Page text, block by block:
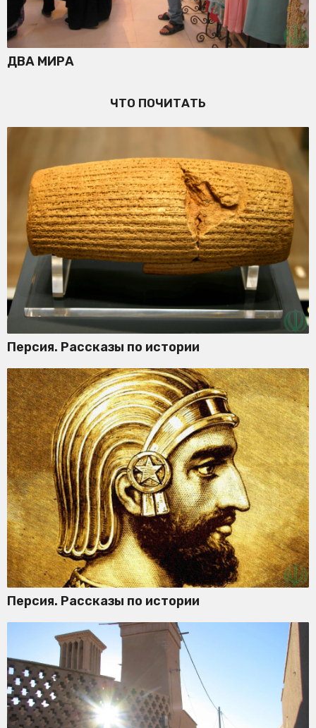
ДВА МИРА
ЧТО ПОЧИТАТЬ
Персия. Рассказы по истории
Персия. Рассказы по истории